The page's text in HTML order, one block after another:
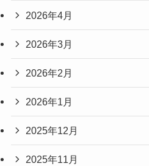
2026年4月
2026年3月
2026年2月
2026年1月
2025年12月
2025年11月